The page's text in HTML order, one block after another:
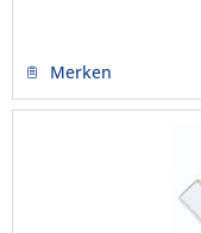
Merken